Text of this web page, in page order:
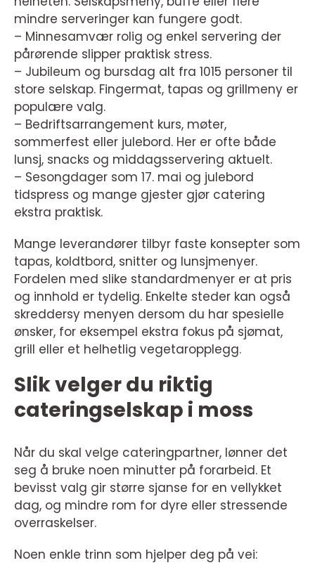
mindre serveringer kan fungere godt.
– Minnesamvær rolig og enkel servering der
pårørende slipper praktisk stress.
– Jubileum og bursdag alt fra 1015 personer til
store selskap. Fingermat, tapas og grillmeny er
populære valg.
– Bedriftsarrangement kurs, møter,
sommerfest eller julebord. Her er ofte både
lunsj, snacks og middagsservering aktuelt.
– Sesongdager som 17. mai og julebord
tidspress og mange gjester gjør catering
ekstra praktisk.
Mange leverandører tilbyr faste konsepter som
tapas, koldtbord, snitter og lunsjmenyer.
Fordelen med slike standardmenyer er at pris
og innhold er tydelig. Enkelte steder kan også
skreddersy menyen dersom du har spesielle
ønsker, for eksempel ekstra fokus på sjømat,
grill eller et helhetlig vegetaropplegg.
Slik velger du riktig
cateringselskap i moss
Når du skal velge cateringpartner, lønner det
seg å bruke noen minutter på forarbeid. Et
bevisst valg gir større sjanse for en vellykket
dag, og mindre rom for dyre eller stressende
overraskelser.
Noen enkle trinn som hjelper deg på vei: